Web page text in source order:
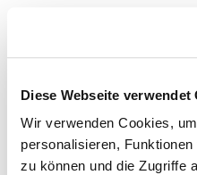
Diese Webseite verwendet
Wir verwenden Cookies,
personalisieren,
zu können und die Zugriffe